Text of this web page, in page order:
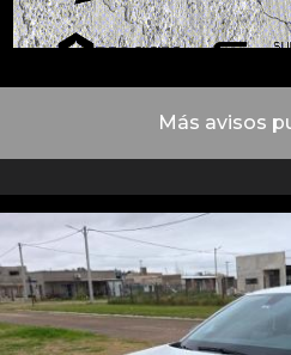
Más avisos